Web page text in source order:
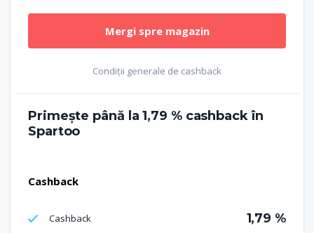
Mergi spre magazin
Condiții generale de cashback
Primește până la1,79 % cashback în
Spartoo
Cashback
Cashback 1,79 %